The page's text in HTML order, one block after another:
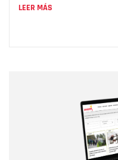
LEER MÁS
Correo electrónico